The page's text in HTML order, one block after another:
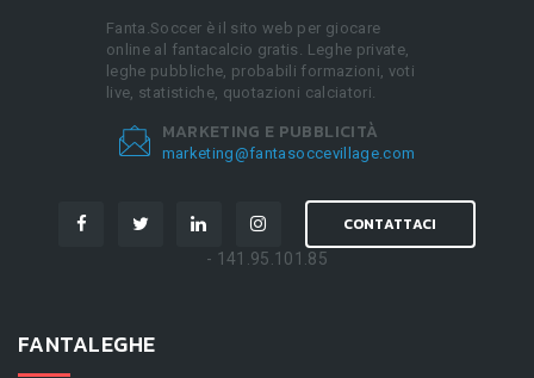
Fanta.Soccer è il sito web per giocare
online al fantacalcio gratis. Leghe private,
leghe pubbliche, probabili formazioni, voti
live, statistiche, quotazioni calciatori.
MARKETING E PUBBLICITÀ
marketing@fantasoccevillage.com
CONTATTACI
- 141.95.101.85
FANTALEGHE